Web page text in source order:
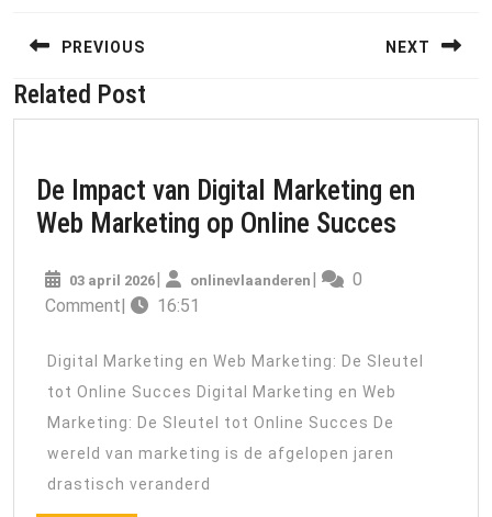
PREVIOUS
Previous
post:
NEXT
post:
Related Post
De Impact van Digital Marketing en
Web Marketing op Online Succes
03 april 202603
april
onlinevlaanderen onlinevlaanderen
0
Comment
16:51
Digital Marketing en Web Marketing: De Sleutel
tot Online Succes Digital Marketing en Web
Marketing: De Sleutel tot Online Succes De
wereld van marketing is de afgelopen jaren
drastisch veranderd